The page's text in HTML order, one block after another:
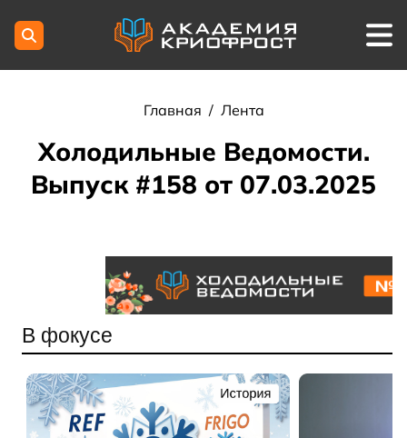
Главная / Лента
Холодильные Ведомости.
Выпуск #158 от 07.03.2025